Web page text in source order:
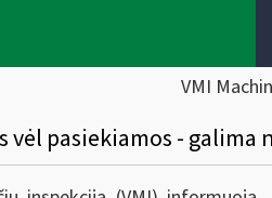
VMI
vėl pasiekiamos -